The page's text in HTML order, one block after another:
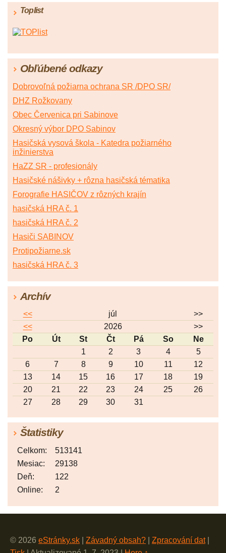
Toplist
Obľúbené odkazy
Dobrovoľná požiarna ochrana SR /DPO SR/
DHZ Rožkovany
Obec Červenica pri Sabinove
Okresný výbor DPO Sabinov
Hasičská vysová škola - Katedra požiarného
inžinierstva
HaZZ SR - profesionály
Hasičské nášivky + rôzna hasičská tématika
Forografie HASIČOV z rôzných krajín
hasičská HRA č. 1
hasičská HRA č. 2
Hasiči SABINOV
Protipožiarne.sk
hasičská HRA č. 3
Archív
<< júl
>>
<<
2026
>>
Po
Út St Čt Pá So
Ne
1
2 3 4
5
6
7 8 9 10 11
12
13
14 15 16 17 18
19
20
21 22 23 24 25
26
27
28 29 30 31
Štatistiky
Online: 2
Celkom:
513141
Mesiac:
29138
Deň:
122
© 2026 eStránky.sk Závadný obsah? Zpracování dat|